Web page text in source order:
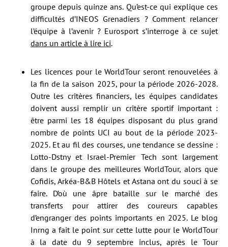
groupe depuis quinze ans. Qu’est-ce qui explique ces
difficultés d’INEOS Grenadiers ? Comment relancer
l’équipe à l’avenir ? Eurosport s’interroge à ce sujet
dans un article à lire ici.
Les licences pour le WorldTour seront renouvelées à
la fin de la saison 2025, pour la période 2026-2028.
Outre les critères financiers, les équipes candidates
doivent aussi remplir un critère sportif important :
être parmi les 18 équipes disposant du plus grand
nombre de points UCI au bout de la période 2023-
2025. Et au fil des courses, une tendance se dessine :
Lotto-Dstny et Israel-Premier Tech sont largement
dans le groupe des meilleures WorldTour, alors que
Cofidis, Arkéa-B&B Hôtels et Astana ont du souci à se
faire. D’où une âpre bataille sur le marché des
transferts pour attirer des coureurs capables
d’engranger des points importants en 2025. Le blog
Inrng a fait le point sur cette lutte pour le WorldTour
à la date du 9 septembre inclus, après le Tour